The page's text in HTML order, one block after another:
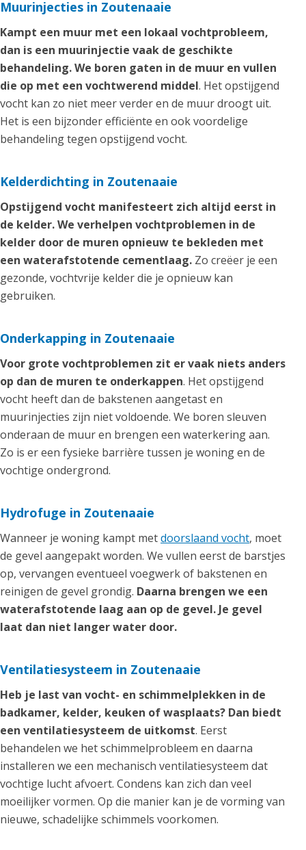
Muurinjecties in Zoutenaaie
Kampt een muur met een lokaal vochtprobleem,
dan is een muurinjectie vaak de geschikte
behandeling. We boren gaten in de muur en vullen
die op met een vochtwerend middel. Het opstijgend
vocht kan zo niet meer verder en de muur droogt uit.
Het is een bijzonder efficiënte en ook voordelige
behandeling tegen opstijgend vocht.
Kelderdichting in Zoutenaaie
Opstijgend vocht manifesteert zich altijd eerst in
de kelder. We verhelpen vochtproblemen in de
kelder door de muren opnieuw te bekleden met
een waterafstotende cementlaag. Zo creëer je een
gezonde, vochtvrije kelder die je opnieuw kan
gebruiken.
Onderkapping in Zoutenaaie
Voor grote vochtproblemen zit er vaak niets anders
op dan de muren te onderkappen. Het opstijgend
vocht heeft dan de bakstenen aangetast en
muurinjecties zijn niet voldoende. We boren sleuven
onderaan de muur en brengen een waterkering aan.
Zo is er een fysieke barrière tussen je woning en de
vochtige ondergrond.
Hydrofuge in Zoutenaaie
Wanneer je woning kampt metdoorslaand vocht, moet
de gevel aangepakt worden. We vullen eerst de barstjes
op, vervangen eventueel voegwerk of bakstenen en
reinigen de gevel grondig. Daarna brengen we een
waterafstotende laag aan op de gevel. Je gevel
laat dan niet langer water door.
Ventilatiesysteem in Zoutenaaie
Heb je last van vocht- en schimmelplekken in de
badkamer, kelder, keuken of wasplaats? Dan biedt
een ventilatiesysteem de uitkomst. Eerst
behandelen we het schimmelprobleem en daarna
installeren we een mechanisch ventilatiesysteem dat
vochtige lucht afvoert. Condens kan zich dan veel
moeilijker vormen. Op die manier kan je de vorming van
nieuwe, schadelijke schimmels voorkomen.